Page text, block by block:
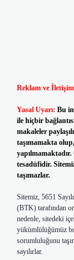
Reklam ve
Yasal Uyarı: Bu
ile hiçbir
makaleler
taşımamakta
tesadüfidir.
taşımazlar.
Sitemiz, 5651
(BTK) tarafından
nedenle, sitedeki
yükümlülüğümüz
sorumluluğunu
sayılırlar.